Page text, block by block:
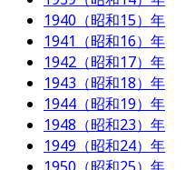
1940（昭和15）年
1941（昭和16）年
1942（昭和17）年
1943（昭和18）年
1944（昭和19）年
1948（昭和23）年
1949（昭和24）年